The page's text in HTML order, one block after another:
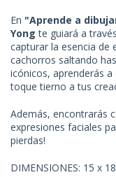
En "Aprende a
Yong te guiará a
capturar la esencia de
cachorros saltando
icónicos, aprenderás
toque tierno a tus
Además, encontrarás
expresiones faciales
pierdas!
DIMENSIONES: 15 x